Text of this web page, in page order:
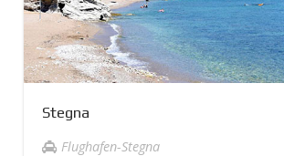
Stegna
Flughafen-Stegna